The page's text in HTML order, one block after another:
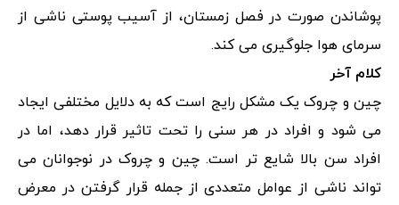
پوشاندن صورت در فصل زمستان، از آسیب پوستی ناشی از
سرمای هوا جلوگیری می کند.
کلام آخر
چین و چروک یک مشکل رایج است که به دلایل مختلفی ایجاد
می شود و افراد در هر سنی را تحت تاثیر قرار دهد، اما در
افراد سن بالا شایع تر است. چین و چروک در نوجوانان می
تواند ناشی از عوامل متعددی از جمله قرار گرفتن در معرض